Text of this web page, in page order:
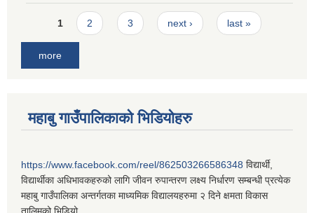
Pages
1 2 3 next › last »
more
महाबु गाउँपालिकाको भिडियोहरु
https://www.facebook.com/reel/862503266586348 विद्यार्थी,
विद्यार्थीका अधिभावकहरुको लागि जीवन रुपान्तरण लक्ष्य निर्धारण सम्बन्धी प्रत्येक
महाबु गाउँपालिका अन्तर्गतका माध्यमिक विद्यालयहरुमा २ दिने क्षमता विकास